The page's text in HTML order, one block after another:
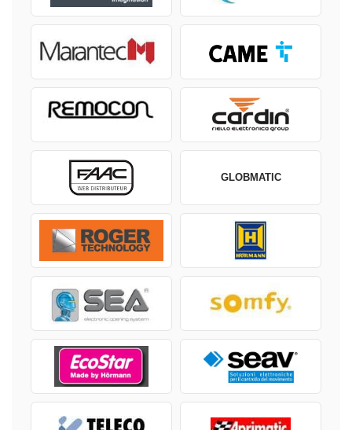
GLOBMATIC